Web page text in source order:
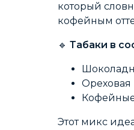
который
кофейным
🔹 Табаки в
Ореховая
Этот микс